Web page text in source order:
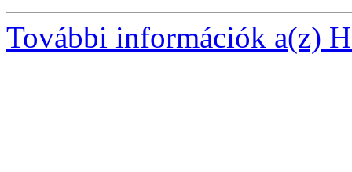
További információk a(z)